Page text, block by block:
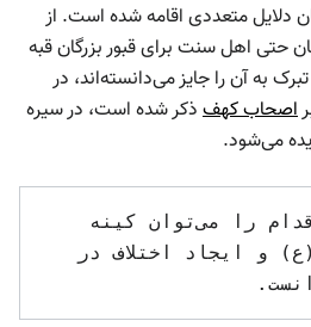
دلایل متعددی اقامه شده است. از
حتی اهل سنت برای قبور بزرگان قبه
به آن را جایز می‌دانسته‌اند، در
اصحاب کهف ذکر شده است، در سیره
می‌شود.